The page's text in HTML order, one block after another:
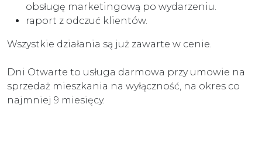
obsługę marketingową po wydarzeniu.
raport z odczuć klientów.
Wszystkie działania są już zawarte w cenie.
Dni Otwarte to usługa darmowa przy umowie na
sprzedaż mieszkania na wyłączność, na okres co
najmniej 9 miesięcy.